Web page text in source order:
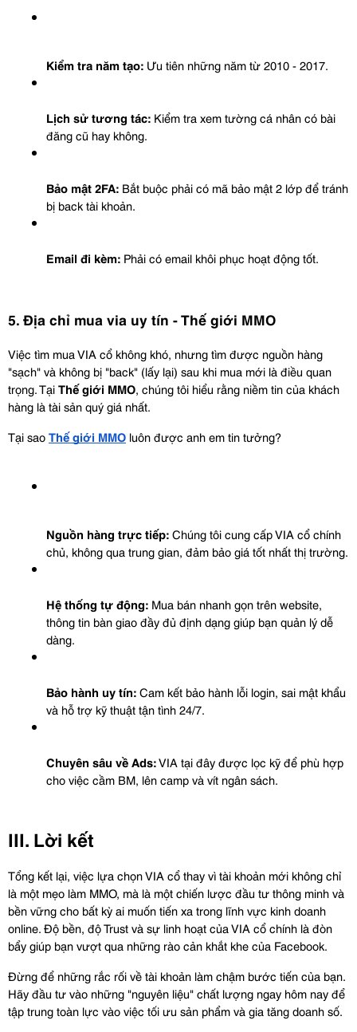
Kiểm tra năm tạo: Ưu tiên những năm từ 2010 - 2017.
Lịch sử tương tác: Kiểm tra xem tường cá nhân có bài
đăng cũ hay không.
Bảo mật 2FA: Bắt buộc phải có mã bảo mật 2 lớp để tránh
bị back tài khoản.
Email đi kèm: Phải có email khôi phục hoạt động tốt.
5. Địa chỉ mua via uy tín - Thế giới MMO
Việc tìm mua VIA cổ không khó, nhưng tìm được nguồn hàng
"sạch" và không bị "back" (lấy lại) sau khi mua mới là điều quan
trọng. Tại Thế giới MMO, chúng tôi hiểu rằng niềm tin của khách
hàng là tài sản quý giá nhất.
Tại sao Thế giới MMO luôn được anh em tin tưởng?
Nguồn hàng trực tiếp: Chúng tôi cung cấp VIA cổ chính
chủ, không qua trung gian, đảm bảo giá tốt nhất thị trường.
Hệ thống tự động: Mua bán nhanh gọn trên website,
thông tin bàn giao đầy đủ định dạng giúp bạn quản lý dễ
dàng.
Bảo hành uy tín: Cam kết bảo hành lỗi login, sai mật khẩu
và hỗ trợ kỹ thuật tận tình 24/7.
Chuyên sâu về Ads: VIA tại đây được lọc kỹ để phù hợp
cho việc cầm BM, lên camp và vít ngân sách.
III. Lời kết
Tổng kết lại, việc lựa chọn VIA cổ thay vì tài khoản mới không chỉ
là một mẹo làm MMO, mà là một chiến lược đầu tư thông minh và
bền vững cho bất kỳ ai muốn tiến xa trong lĩnh vực kinh doanh
online. Độ bền, độ Trust và sự linh hoạt của VIA cổ chính là đòn
bẩy giúp bạn vượt qua những rào cản khắt khe của Facebook.
Đừng để những rắc rối về tài khoản làm chậm bước tiến của bạn.
Hãy đầu tư vào những "nguyên liệu" chất lượng ngay hôm nay để
tập trung toàn lực vào việc tối ưu sản phẩm và gia tăng doanh số.